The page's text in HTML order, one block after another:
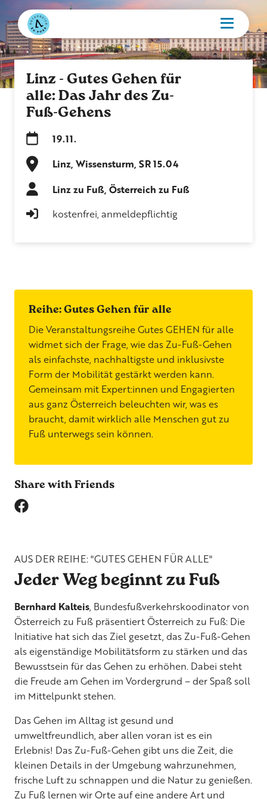
Linz - Gutes Gehen für
alle: Das Jahr des Zu-
Fuß-Gehens
19.11.
Linz, Wissensturm, SR 15.04
Linz zu Fuß, Österreich zu Fuß
kostenfrei, anmeldepflichtig
Reihe: Gutes Gehen für alle
Die Veranstaltungsreihe Gutes GEHEN für alle
widmet sich der Frage, wie das Zu-Fuß-Gehen
als einfachste, nachhaltigste und inklusivste
Form der Mobilität gestärkt werden kann.
Gemeinsam mit Expert:innen und Engagierten
aus ganz Österreich beleuchten wir, was es
braucht, damit wirklich alle Menschen gut zu
Fuß unterwegs sein können.
Share with Friends
AUS DER REIHE: "GUTES GEHEN FÜR ALLE"
Jeder Weg beginnt zu Fuß
Bernhard Kalteis , Bundesfußverkehrskoodinator von
Österreich zu Fuß präsentiert Österreich zu Fuß: Die
Initiative hat sich das Ziel gesetzt, das Zu-Fuß-Gehen
als eigenständige Mobilitätsform zu stärken und das
Bewusstsein für das Gehen zu erhöhen. Dabei steht
die Freude am Gehen im Vordergrund – der Spaß soll
im Mittelpunkt stehen.
Das Gehen im Alltag ist gesund und
umweltfreundlich, aber allen voran ist es ein
Erlebnis! Das Zu-Fuß-Gehen gibt uns die Zeit, die
kleinen Details in der Umgebung wahrzunehmen,
frische Luft zu schnappen und die Natur zu genießen.
Zu Fuß lernen wir Orte auf eine andere Art und